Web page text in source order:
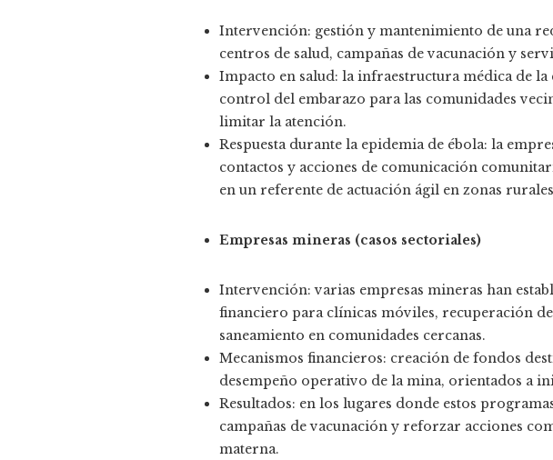
Intervención: gestión y mantenimiento de una
centros de salud, campañas de vacunación y
Impacto en salud: la infraestructura médica de la
control del embarazo para las comunidades
limitar la atención.
Respuesta durante la epidemia de ébola: la
contactos y acciones de comunicación
en un referente de actuación ágil en zonas
Empresas mineras (casos sectoriales)
Intervención: varias empresas mineras han
financiero para clínicas móviles, recuperación
saneamiento en comunidades cercanas.
Mecanismos financieros: creación de fondos
desempeño operativo de la mina, orientados a
Resultados: en los lugares donde estos
campañas de vacunación y reforzar acciones
materna.